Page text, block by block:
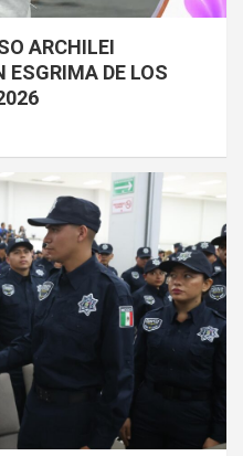
ARCHILEI
ESGRIMA DE LOS